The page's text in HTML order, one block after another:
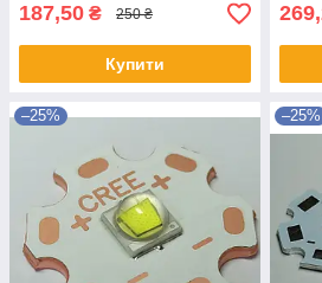
187,50 ₴ 250 ₴
Купити
–25% –25%